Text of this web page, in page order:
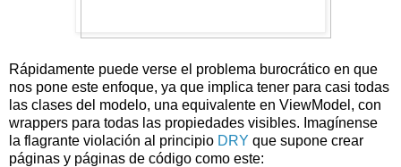
Rápidamente puede verse el problema burocrático en que
nos pone este enfoque, ya que implica tener para casi todas
las clases del modelo, una equivalente en ViewModel, con
wrappers para todas las propiedades visibles. Imagínense
la flagrante violación al principio DRY que supone crear
páginas y páginas de código como este: